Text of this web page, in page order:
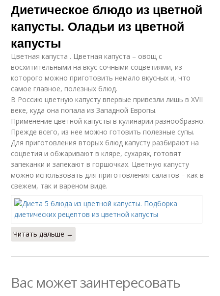
Запеканка из
цветной капусты
Диетические блюда
Капусты в
мультиварке
Цветная капуста
Капуста в
мультиварке
Диетическое блюдо из цветной
капусты. Оладьи из цветной
капусты
Цветная капуста . Цветная капуста – овощ с
восхитительными на вкус сочными соцветиями, из
которого можно приготовить немало вкусных и, что
самое главное, полезных блюд.
В Россию цветную капусту впервые привезли лишь в XVII
веке, куда она попала из Западной Европы.
Применение цветной капусты в кулинарии разнообразно.
Прежде всего, из нее можно готовить полезные супы.
Для приготовления вторых блюд капусту разбирают на
соцветия и обжаривают в кляре, сухарях, готовят
запеканки и запекают в горшочках. Цветную капусту
можно использовать для приготовления салатов – как в
свежем, так и вареном виде.
Читать дальше →
Вас может заинтересовать